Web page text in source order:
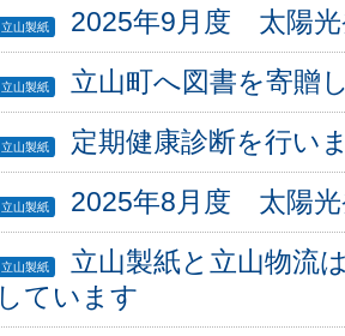
立山製紙 2025年9月度 太陽光
立山製紙 立山町へ図書を寄贈
立山製紙 定期健康診断を行い
立山製紙 2025年8月度 太陽光
立山製紙
立山製紙と立山物流
しています